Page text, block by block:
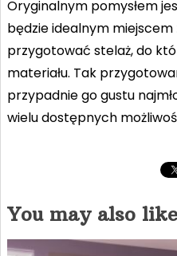
Oryginalnym pomysłem
będzie idealnym
przygotować stelaż, do
materiału. Tak
przypadnie go gustu
wielu dostępnych
You may also like